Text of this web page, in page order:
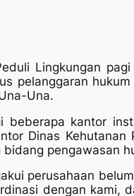
Lingkungan
pelanggaran
Una.
beberapa kantor
Dinas
pengawasan
perusahaan
dengan kami,